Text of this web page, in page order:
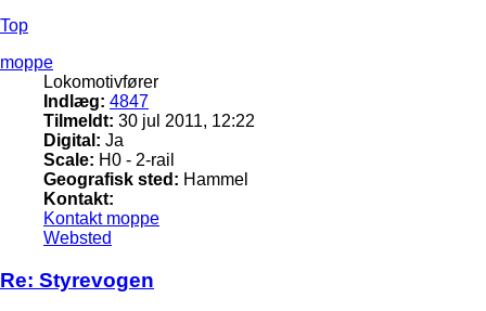
Top
moppe
Lokomotivfører
Indlæg: 4847
Tilmeldt: 30 jul 2011, 12:22
Digital: Ja
Scale: H0 - 2-rail
Geografisk sted: Hammel
Kontakt:
Kontakt moppe
Websted
Re: Styrevogen